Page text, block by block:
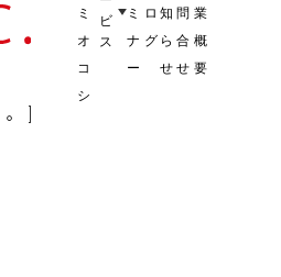
ミ
オ
コ
シ
ビ
ス
ミ
ナ
ー
ロ
グ
知
ら
せ
問
合
せ
業
概
要